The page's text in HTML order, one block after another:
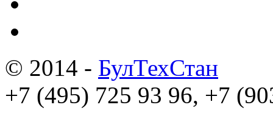
© 2014 - БулТехСтан
+7 (495) 725 93 96, +7